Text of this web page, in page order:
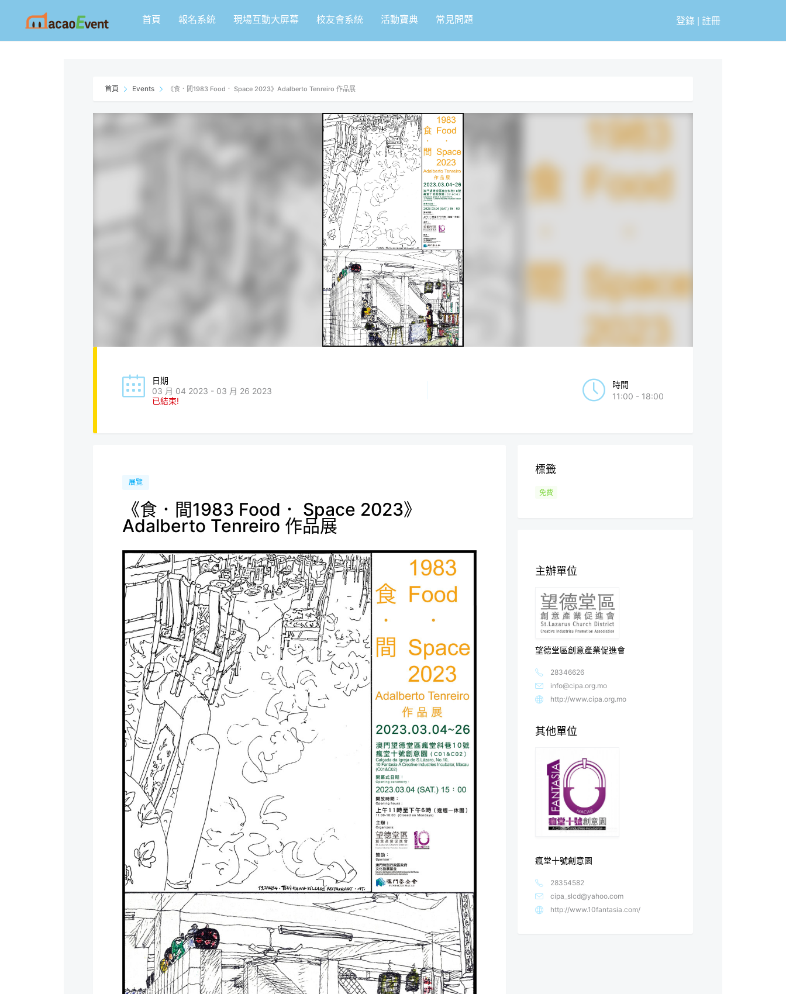
首頁 報名系統 現場互動大屏幕 校友會系統 活動寶典 常見問題 登錄| 註冊
首頁 Events 《食．間1983 Food． Space 2023》Adalberto Tenreiro 作品展
日期
03 月 04 2023 - 03 月 26 2023
已結束!
時間
11:00 - 18:00
展覽
《食．間1983 Food． Space 2023》
Adalberto Tenreiro 作品展
標籤
免費
主辦單位
望德堂區創意產業促進會
28346626
info@cipa.org.mo
http://www.cipa.org.mo
其他單位
瘋堂十號創意園
28354582
cipa_slcd@yahoo.com
http://www.10fantasia.com/